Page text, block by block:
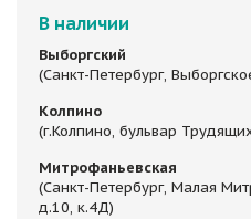
В наличии
Выборгский
(Санкт-Петербург,
Колпино
(г.Колпино, бульвар
Митрофаньевская
(Санкт-Петербург, Малая
д.10, к.4Д)